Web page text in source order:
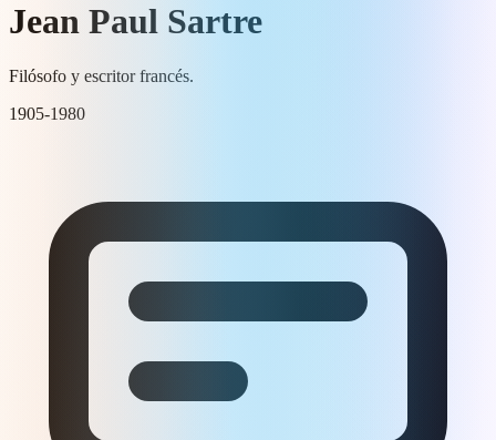
Jean Paul Sartre
Filósofo y escritor francés.
1905-1980